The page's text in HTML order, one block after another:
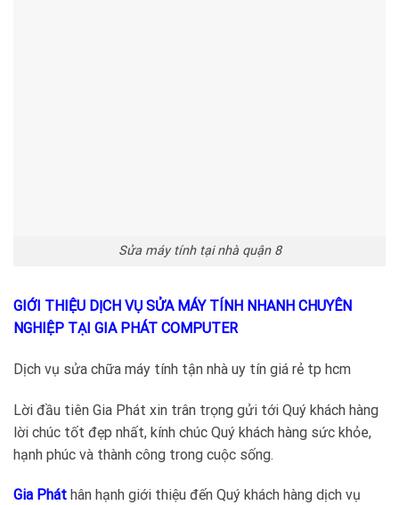
Sửa máy tính tại nhà quận 8
GIỚI THIỆU DỊCH VỤ SỬA MÁY TÍNH NHANH CHUYÊN
NGHIỆP TẠI GIA PHÁT COMPUTER
Dịch vụ sửa chữa máy tính tận nhà uy tín giá rẻ tp hcm
Lời đầu tiên Gia Phát xin trân trọng gửi tới Quý khách hàng
lời chúc tốt đẹp nhất, kính chúc Quý khách hàng sức khỏe,
hạnh phúc và thành công trong cuộc sống.
Gia Phát hân hạnh giới thiệu đến Quý khách hàng dịch vụ